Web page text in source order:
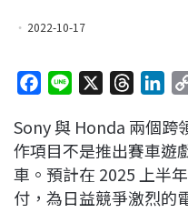
2022-10-17
c
e
b
o
n
e
r
e
a
d
n
k
e
d
Sony 與 Honda 兩個跨
作項目不是推出賽車遊
車。預計在 2025 上半
付，為日益競爭激烈的